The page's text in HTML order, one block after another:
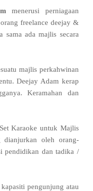
menerusi perniagaan
freelance deejay &
sama ada majlis secara
majlis perkahwinan
Deejay Adam kerap
Keramahan dan
Karaoke untuk Majlis
dianjurkan oleh orang-
pendidikan dan tadika /
pengunjung atau